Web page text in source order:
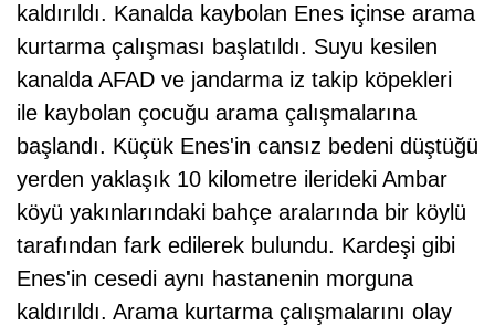
kaldırıldı. Kanalda kaybolan Enes içinse arama
kurtarma çalışması başlatıldı. Suyu kesilen
kanalda AFAD ve jandarma iz takip köpekleri
ile kaybolan çocuğu arama çalışmalarına
başlandı. Küçük Enes'in cansız bedeni düştüğü
yerden yaklaşık 10 kilometre ilerideki Ambar
köyü yakınlarındaki bahçe aralarında bir köylü
tarafından fark edilerek bulundu. Kardeşi gibi
Enes'in cesedi aynı hastanenin morguna
kaldırıldı. Arama kurtarma çalışmalarını olay